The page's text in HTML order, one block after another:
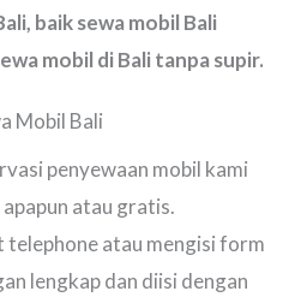
baik sewa mobil Bali
mobil di Bali tanpa supir.
Mobil Bali
penyewaan mobil kami
atau gratis.
telephone atau mengisi form
lengkap dan diisi dengan